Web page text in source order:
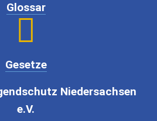
Glossar

Gesetze
Niedersachsen
e.V.